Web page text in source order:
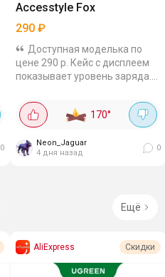
0
Accesstyle Fox
290 ₽
Доступная моделька по
цене 290 р. Кейс с дисплеем
показывает уровень заряда.
Работают до 5 часов,
частотный диапазон 20-20000
Гц, сопротивление 32 Ом,...
170°
Neon_Jaguar
4 дня назад
0
Ещё
AliExpress Скидки